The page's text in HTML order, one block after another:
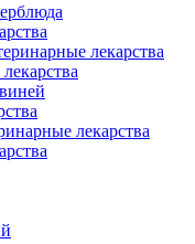
лекарства
лекарства